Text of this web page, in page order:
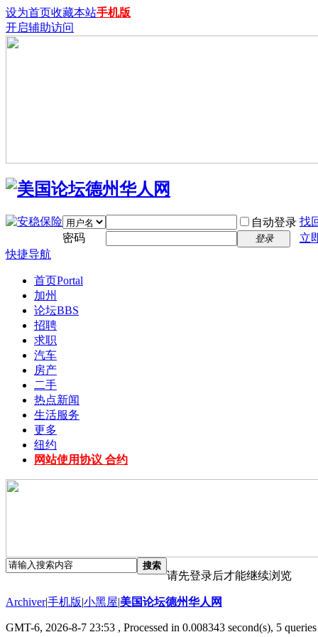
设为首页收藏本站手机版
开启辅助访问
自动登录 找
密码
登录
立
快捷导航
首页Portal
加州
论坛BBS
招聘
求职
汽车
房产
二手
热点新闻
生活服务
更多
纽约
网站使用协议 合约
搜索
请先登录后才能继续浏览
Archiver|手机版|小黑屋|美国论坛德州华人网
GMT-6, 2026-8-7 23:53 , Processed in 0.008343 second(s), 5